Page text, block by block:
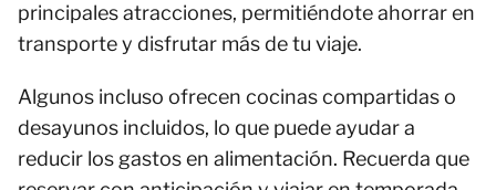
principales atracciones, permitiéndote ahorrar en
transporte y disfrutar más de tu viaje.
Algunos incluso ofrecen cocinas compartidas o
desayunos incluidos, lo que puede ayudar a
reducir los gastos en alimentación. Recuerda que